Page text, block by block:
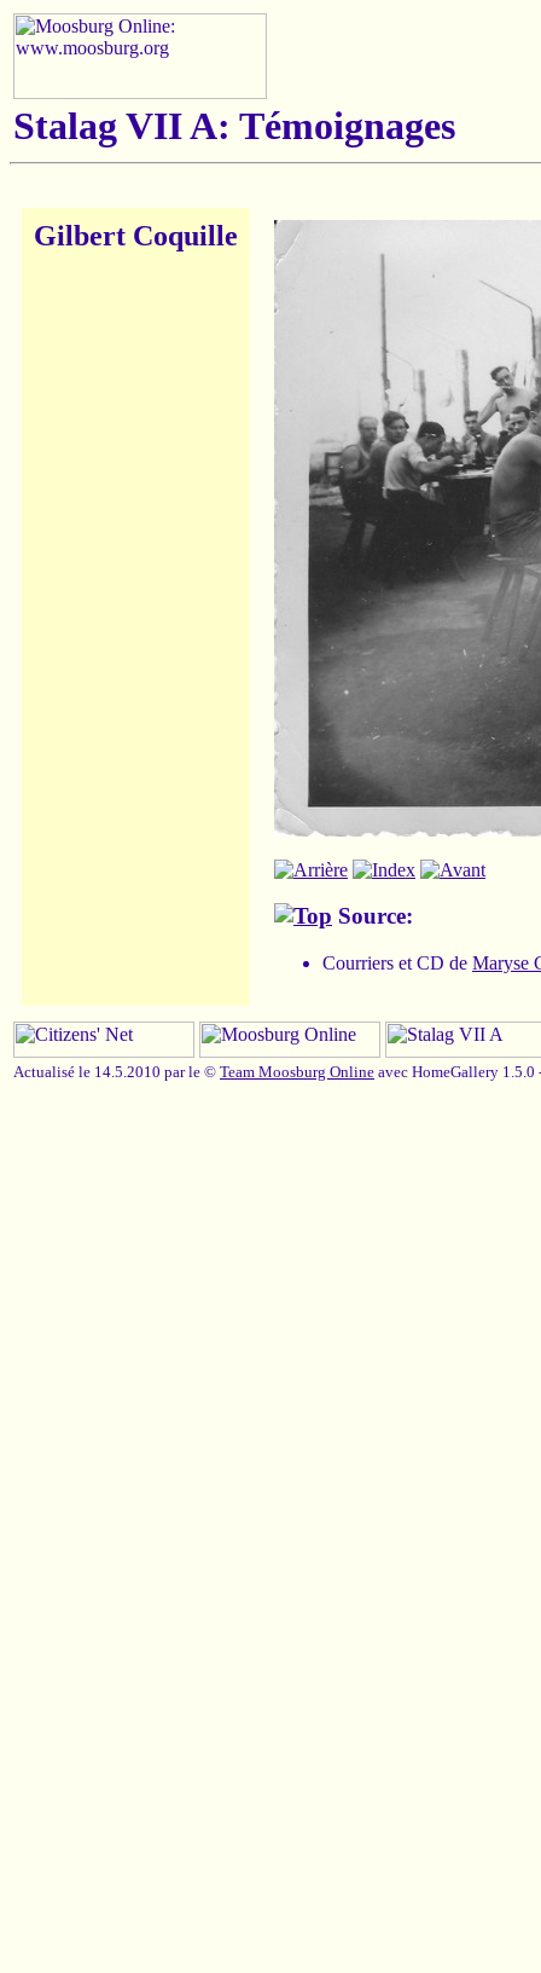
Stalag VII A: Témoignages
Gilbert Coquille
Source:
Courriers et CD de Maryse
Actualisé le 14.5.2010 par le © Team Moosburg Online avec HomeGallery 1.5.0